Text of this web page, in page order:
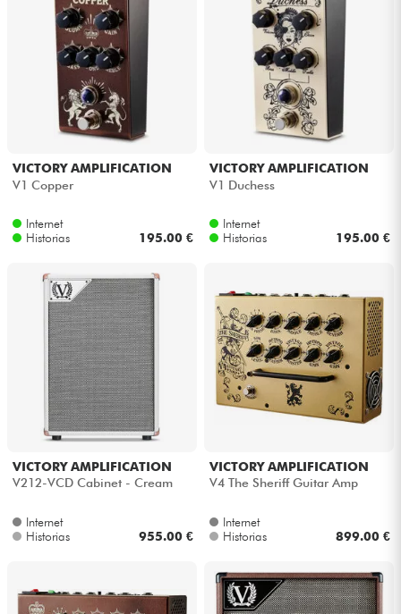
VICTORY AMPLIFICATION
V1 Copper
Internet
Historias
195.00 €
VICTORY AMPLIFICATION
V1 Duchess
Internet
Historias
195.00 €
VICTORY AMPLIFICATION
V212-VCD Cabinet - Cream
Internet
Historias
955.00 €
VICTORY AMPLIFICATION
V4 The Sheriff Guitar Amp
Internet
Historias
899.00 €